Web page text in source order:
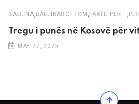
BALLINA,BALLINABOTTOM,FAKTE PËR... ,
Tregu i punës në Kosovë për
MAY 27, 2025